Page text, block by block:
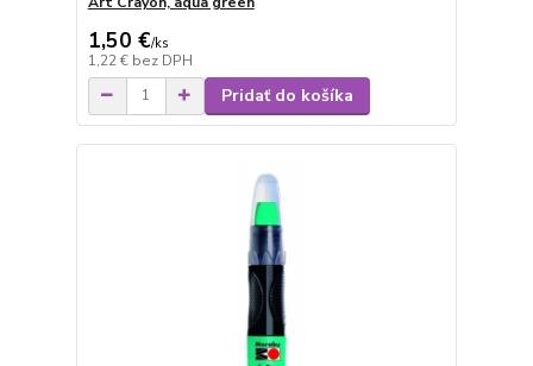
1,50 €/ks
1,22 € bez DPH
Pridať do košíka